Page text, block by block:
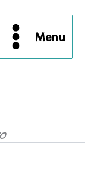
Menu